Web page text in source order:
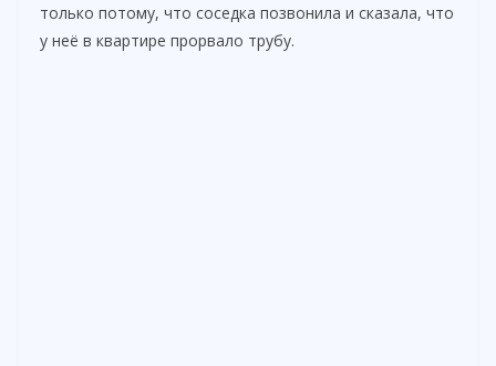
только потому, что соседка позвонила и сказала, что
у неё в квартире прорвало трубу.